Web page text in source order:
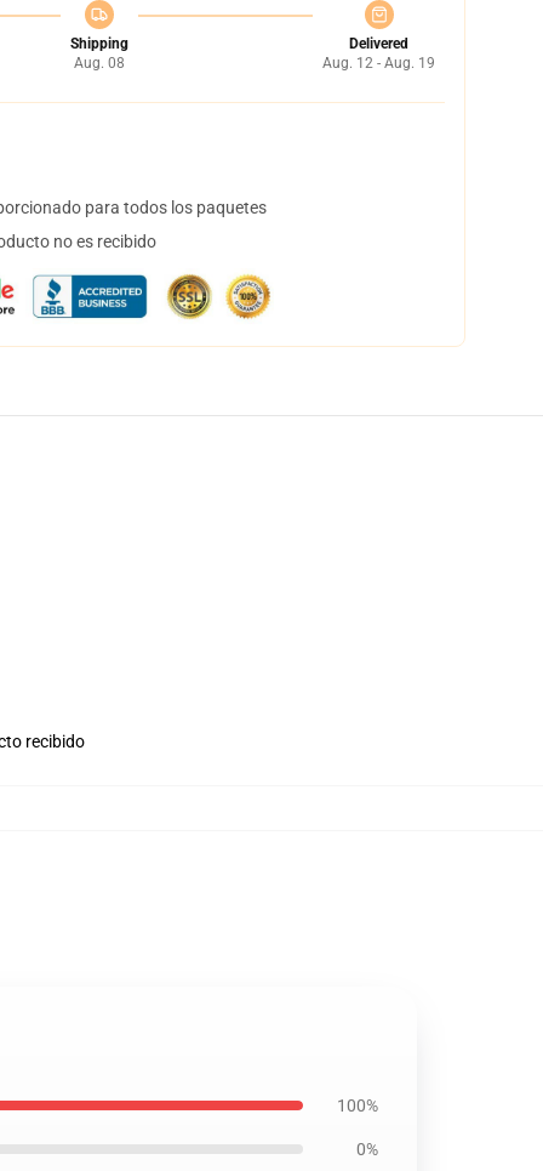
Shipping
Aug. 08
Delivered
Aug. 12 - Aug. 19
para todos los paquetes
no es recibido
recibido
100%
0%